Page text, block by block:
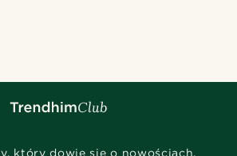
który dowie się o nowościach,